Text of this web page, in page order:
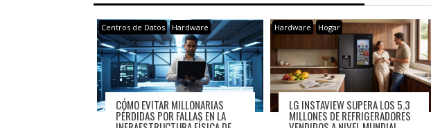
Centros de Datos Hardware
CÓMO EVITAR MILLONARIAS
PÉRDIDAS POR FALLAS EN LA
Hardware Hogar
LG INSTAVIEW SUPERA LOS 5.3
MILLONES DE REFRIGERADORES